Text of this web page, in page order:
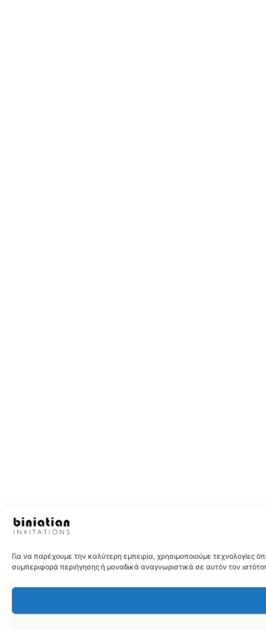
Για να παρέχουμε την καλύτερη εμπειρία, χρησιμοποιούμε
συμπεριφορά περιήγησης ή μοναδικά αναγνωριστικά σε αυτόν τον